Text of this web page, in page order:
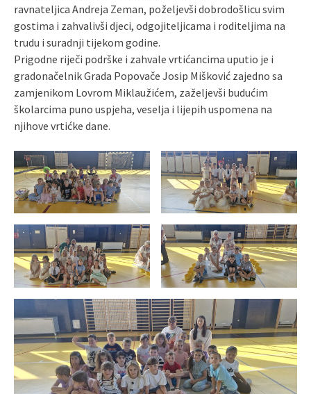
ravnateljica Andreja Zeman, poželjevši dobrodošlicu svim
gostima i zahvalivši djeci, odgojiteljicama i roditeljima na
trudu i suradnji tijekom godine.
Prigodne riječi podrške i zahvale vrtićancima uputio je i
gradonačelnik Grada Popovače Josip Mišković zajedno sa
zamjenikom Lovrom Miklaužićem, zaželjevši budućim
školarcima puno uspjeha, veselja i lijepih uspomena na
njihove vrtićke dane.